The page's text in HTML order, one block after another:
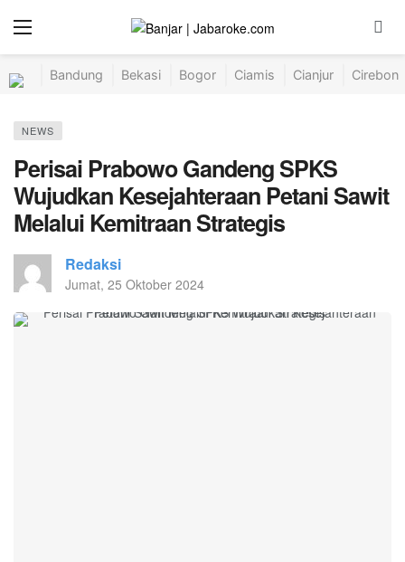
Bandung Bekasi Bogor Ciamis Cianjur Cirebon
NEWS
Perisai Prabowo Gandeng SPKS
Wujudkan Kesejahteraan Petani Sawit
Melalui Kemitraan Strategis
Redaksi
Jumat, 25 Oktober 2024